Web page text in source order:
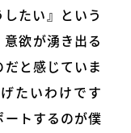
たい』という
欲が湧き出る
と感じていま
たいわけです
トするのが僕